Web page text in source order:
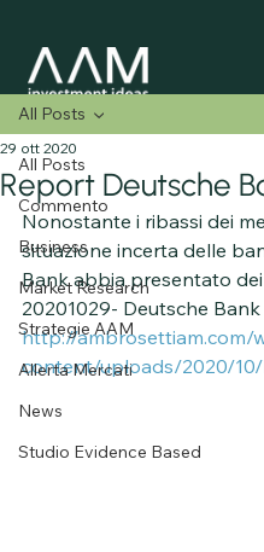
All Posts
Commento
Business
Market Research
Strategie AAM
Allerta Mercati
News
Studio Evidence Based
All Posts
Report Deutsche
29 ott 2020
Nonostante i ribassi dei
situazione incerta delle
Bank abbia presentato
20201029- Deutsche Bank
http://ambrosettiam.com/
content/uploads/2020/